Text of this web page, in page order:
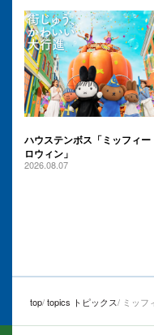
ハウステンボス「ミッフィー
ロウィン」
2026.08.07
top topics トピックス ミッフ